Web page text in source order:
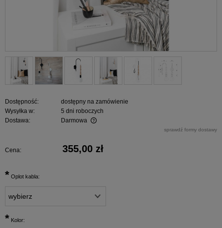
Dostępność:
dostępny na zamówienie
Wysyłka w:
5 dni roboczych
Dostawa:
Darmowa
sprawdź formy dostawy
Cena: 355,00 zł
* Oplot kabla:
* Kolor: